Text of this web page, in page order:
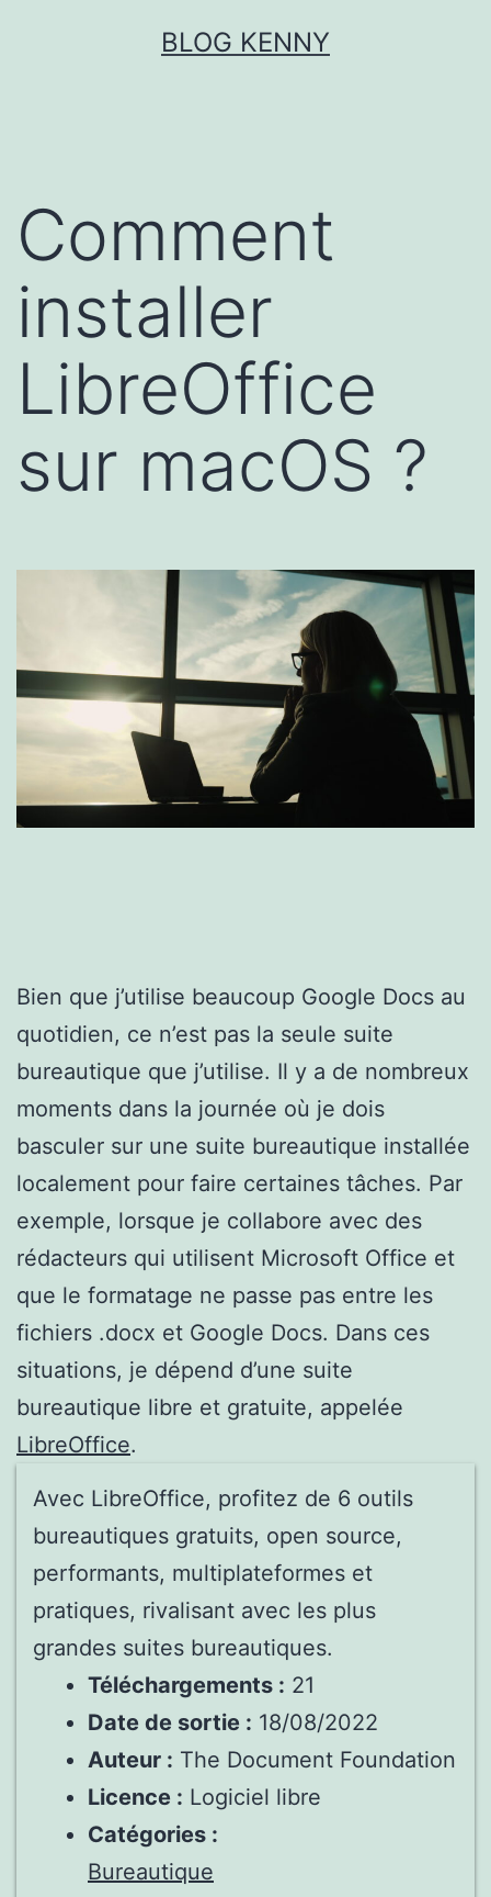
BLOG KENNY
Comment
installer
LibreOffice
sur macOS ?
Bien que j’utilise beaucoup Google Docs au
quotidien, ce n’est pas la seule suite
bureautique que j’utilise. Il y a de nombreux
moments dans la journée où je dois
basculer sur une suite bureautique installée
localement pour faire certaines tâches. Par
exemple, lorsque je collabore avec des
rédacteurs qui utilisent Microsoft Office et
que le formatage ne passe pas entre les
fichiers .docx et Google Docs. Dans ces
situations, je dépend d’une suite
bureautique libre et gratuite, appelée
LibreOffice.
Avec LibreOffice, profitez de 6 outils
bureautiques gratuits, open source,
performants, multiplateformes et
pratiques, rivalisant avec les plus
grandes suites bureautiques.
Téléchargements : 21
Date de sortie : 18/08/2022
Auteur : The Document Foundation
Licence : Logiciel libre
Catégories :
Bureautique